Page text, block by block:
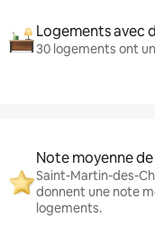
Logements avec
30 logements ont
Note moyenne de
Saint-Martin-des-
donnent une note
logements.